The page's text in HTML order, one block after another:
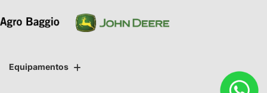
Equipamentos